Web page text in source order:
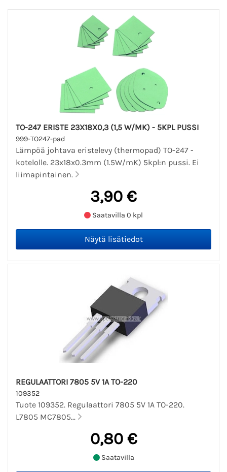
TO-247 ERISTE 23X18X0,3 (1,5 W/MK) - 5KPL PUSSI
999-TO247-pad
Lämpöä johtava eristelevy (thermopad) TO-247 -
kotelolle. 23x18x0.3mm (1.5W/mK) 5kpl:n pussi. Ei
liimapintainen.
3,90 €
Saatavilla 0 kpl
REGULAATTORI 7805 5V 1A TO-220
109352
Tuote 109352. Regulaattori 7805 5V 1A TO-220.
L7805 MC7805...
0,80 €
Saatavilla